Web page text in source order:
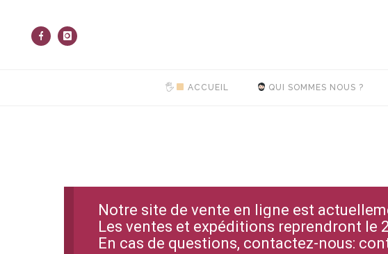
🖐 ACCUEIL QUI SOMMES NOUS ?
Notre site de vente en ligne est
Les ventes et expéditions reprendront le
En cas de questions, contactez-nous: